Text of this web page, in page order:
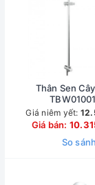
Thân Sen
Giá niêm yết:
Giá bán:
So sánh